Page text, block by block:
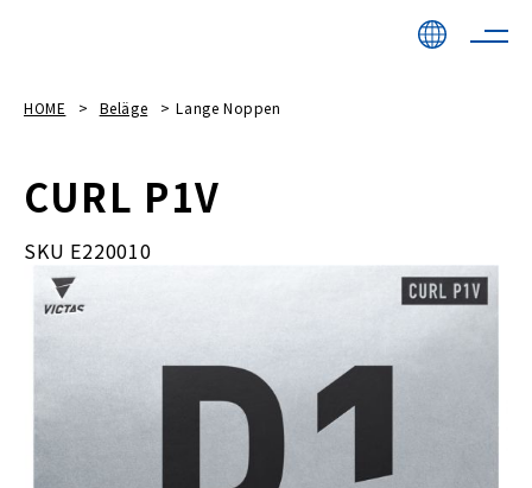
HOME Beläge Lange Noppen
CURL P1V
SKU E220010